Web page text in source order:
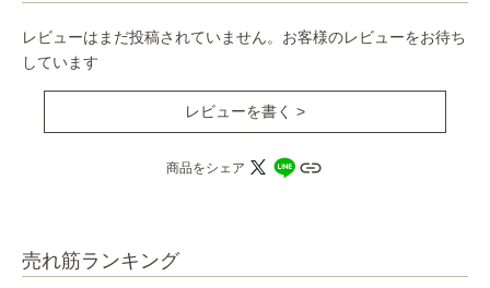
売れ筋ランキング
レビューはまだ投稿されていません。お客様のレビューをお待ち
しています
レビューを書く >
商品をシェア